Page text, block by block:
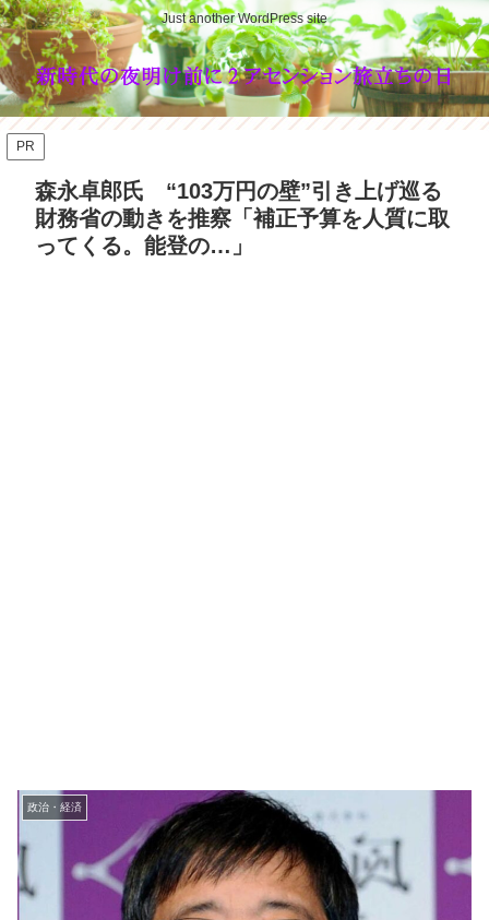
Just another WordPress site
PR
森永卓郎氏 “103万円の壁”引き上げ巡る
財務省の動きを推察「補正予算を人質に取
ってくる。能登の…」
政治・経済